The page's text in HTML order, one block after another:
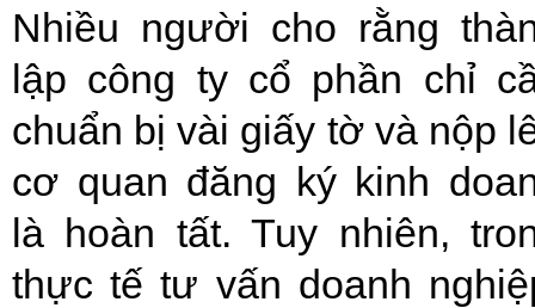
Nhiều người cho rằng
lập công ty cổ phần chỉ
chuẩn bị vài giấy tờ và nộp
cơ quan đăng ký kinh
là hoàn tất. Tuy nhiên,
thực tế tư vấn doanh